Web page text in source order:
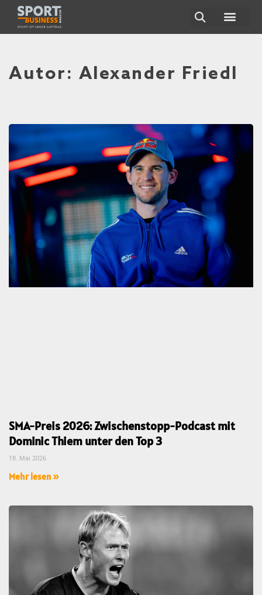
Autor: Alexander Friedl
SMA-Preis 2026: Zwischenstopp-Podcast mit
Dominic Thiem unter den Top 3
18. Mai 2026
Mehr lesen »